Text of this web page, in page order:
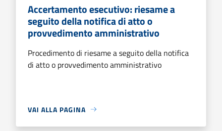
Accertamento esecutivo: riesame a
seguito della notifica di atto o
provvedimento amministrativo
Procedimento di riesame a seguito della notifica
di atto o provvedimento amministrativo
VAI ALLA PAGINA